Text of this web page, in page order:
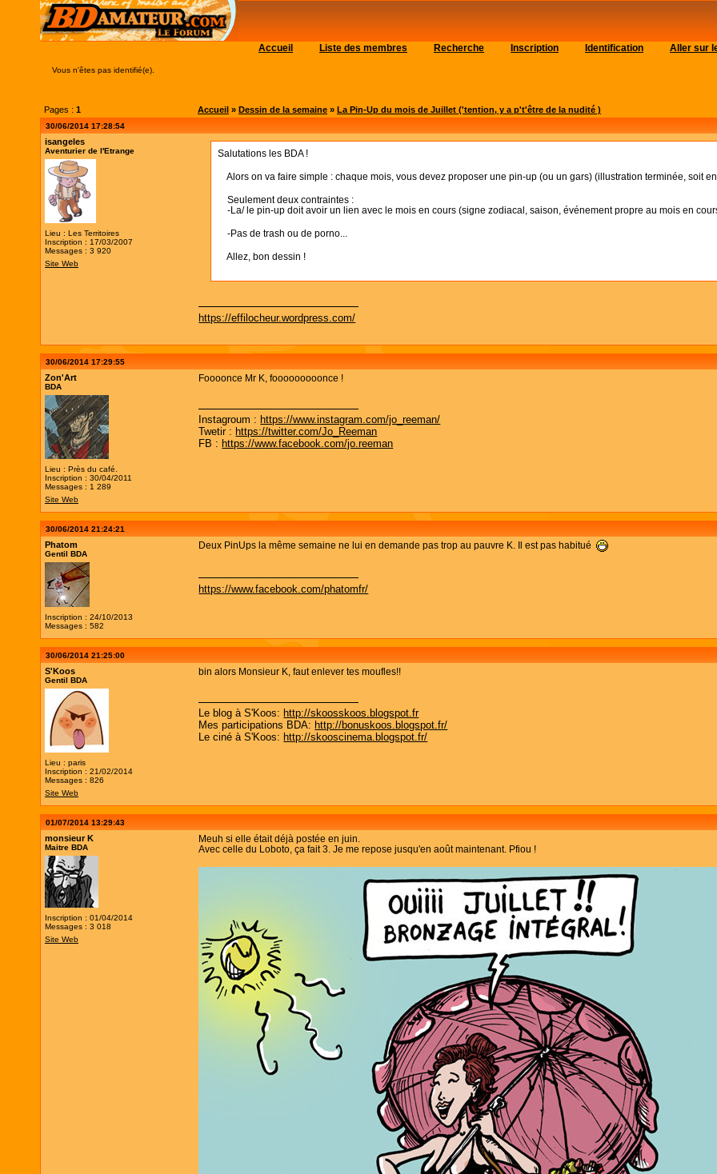
Accueil Liste des membres Recherche Inscription Identification Aller sur
Vous n'êtes pas identifié(e).
Pages : 1 Accueil » Dessin de la semaine » La Pin-Up du mois de Juillet ('tention, y a p't'être de la nudité )
30/06/2014 17:28:54
isangeles
Aventurier de l'Etrange
Lieu : Les Territoires
Inscription : 17/03/2007
Messages : 3 920
Site Web
Salutations les BDA !
Alors on va faire simple : chaque mois, vous devez proposer une pin-up (ou un gars) (illustration terminée, soit
Seulement deux contraintes :
-La/ le pin-up doit avoir un lien avec le mois en cours (signe zodiacal, saison, événement propre au mois en
-Pas de trash ou de porno...
Allez, bon dessin !
https://effilocheur.wordpress.com/
30/06/2014 17:29:55
Zon'Art
BDA
Lieu : Près du café.
Inscription : 30/04/2011
Messages : 1 289
Site Web
Foooonce Mr K, fooooooooonce !
Instagroum : https://www.instagram.com/jo_reeman/
Twetir : https://twitter.com/Jo_Reeman
FB : https://www.facebook.com/jo.reeman
30/06/2014 21:24:21
Phatom
Gentil BDA
Inscription : 24/10/2013
Messages : 582
Deux PinUps la même semaine ne lui en demande pas trop au pauvre K. Il est pas habitué
https://www.facebook.com/phatomfr/
30/06/2014 21:25:00
S'Koos
Gentil BDA
Lieu : paris
Inscription : 21/02/2014
Messages : 826
Site Web
bin alors Monsieur K, faut enlever tes moufles!!
Le blog à S'Koos: http://skoosskoos.blogspot.fr
Mes participations BDA: http://bonuskoos.blogspot.fr/
Le ciné à S'Koos: http://skooscinema.blogspot.fr/
01/07/2014 13:29:43
monsieur K
Maitre BDA
Inscription : 01/04/2014
Messages : 3 018
Site Web
Meuh si elle était déjà postée en juin.
Avec celle du Loboto, ça fait 3. Je me repose jusqu'en août maintenant. Pfiou !